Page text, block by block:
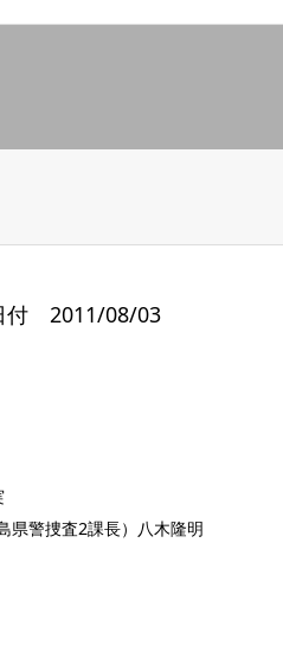
付 2011/08/03
県警捜査2課長）八木隆明